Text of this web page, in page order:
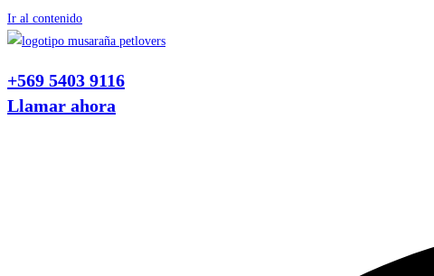
Ir al contenido
+569 5403 9116
Llamar ahora